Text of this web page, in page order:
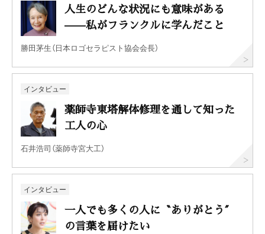
人生のどんな状況にも意味がある
——私がフランクルに学んだこと
勝田茅生（日本ロゴセラピスト協会会長）
インタビュー
薬師寺東塔解体修理を通して知った
工人の心
石井浩司（薬師寺宮大工）
インタビュー
一人でも多くの人に〝ありがとう〞
の言葉を届けたい